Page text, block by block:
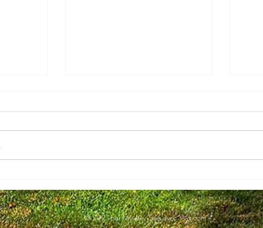
Le phare de la calèche
© 2021par Mywix.Créé avec Wix.com